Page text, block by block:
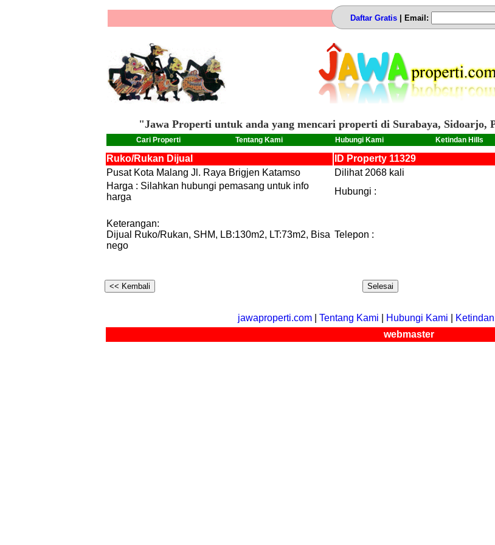
Daftar Gratis | Email:
"Jawa Properti untuk anda yang mencari properti di Surabaya, Sidoarjo,
Cari Properti Tentang Kami Hubungi Kami Ketindan Hills
Ruko/Rukan Dijual
ID Property 11329
Pusat Kota Malang Jl. Raya Brigjen Katamso
Dilihat 2068 kali
Harga : Silahkan hubungi pemasang untuk info
harga
Hubungi :
Keterangan:
Dijual Ruko/Rukan, SHM, LB:130m2, LT:73m2, Bisa
nego
Telepon :
jawaproperti.com| Tentang Kami Hubungi Kami
webmaster